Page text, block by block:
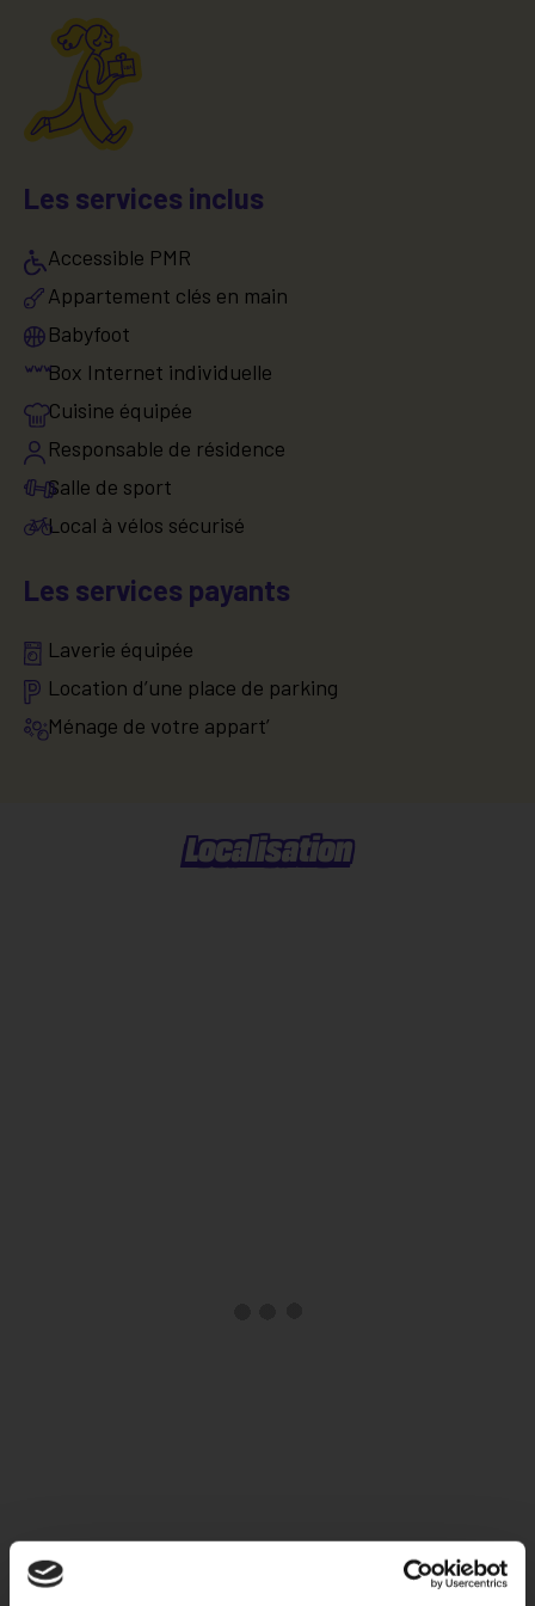
Les services inclus
Accessible PMR
Appartement clés en main
Babyfoot
Box Internet individuelle
Cuisine équipée
Responsable de résidence
Salle de sport
Local à vélos sécurisé
Les services payants
Laverie équipée
Location d’une place de parking
Ménage de votre appart’
Localisation